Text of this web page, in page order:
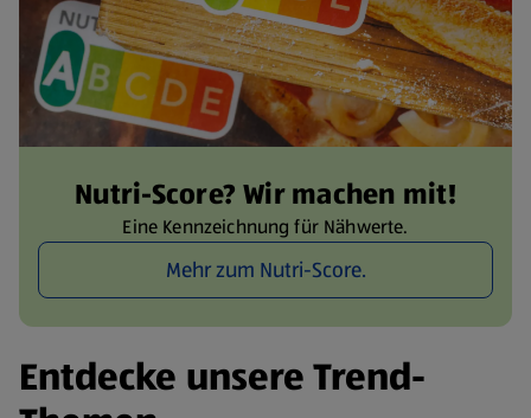
Nutri-Score? Wir machen mit!
Eine Kennzeichnung für Nähwerte.
Mehr zum Nutri-Score.
Entdecke unsere Trend-